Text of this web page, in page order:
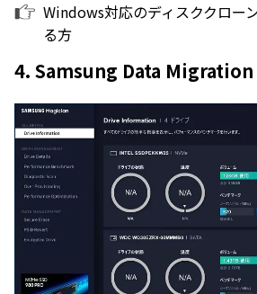
Windows対応のディスククロー
る方
4. Samsung Data Migration